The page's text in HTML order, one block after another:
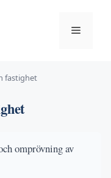
Meny
fastighet
omprövning av